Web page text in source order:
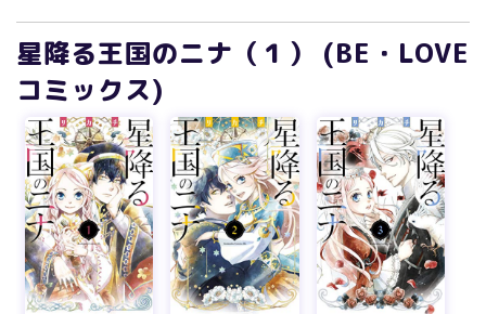
星降る王国のニナ（１） (BE・LOVE
コミックス)